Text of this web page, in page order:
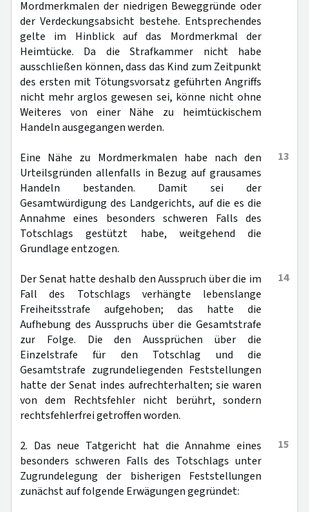
Mordmerkmalen der niedrigen Beweggründe oder
der Verdeckungsabsicht bestehe. Entsprechendes
gelte im Hinblick auf das Mordmerkmal der
Heimtücke. Da die Strafkammer nicht habe
ausschließen können, dass das Kind zum Zeitpunkt
des ersten mit Tötungsvorsatz geführten Angriffs
nicht mehr arglos gewesen sei, könne nicht ohne
Weiteres von einer Nähe zu heimtückischem
Handeln ausgegangen werden.
13
Eine Nähe zu Mordmerkmalen habe nach den
Urteilsgründen allenfalls in Bezug auf grausames
Handeln bestanden. Damit sei der
Gesamtwürdigung des Landgerichts, auf die es die
Annahme eines besonders schweren Falls des
Totschlags gestützt habe, weitgehend die
Grundlage entzogen.
14
Der Senat hatte deshalb den Ausspruch über die im
Fall des Totschlags verhängte lebenslange
Freiheitsstrafe aufgehoben; das hatte die
Aufhebung des Ausspruchs über die Gesamtstrafe
zur Folge. Die den Aussprüchen über die
Einzelstrafe für den Totschlag und die
Gesamtstrafe zugrundeliegenden Feststellungen
hatte der Senat indes aufrechterhalten; sie waren
von dem Rechtsfehler nicht berührt, sondern
rechtsfehlerfrei getroffen worden.
15
2. Das neue Tatgericht hat die Annahme eines
besonders schweren Falls des Totschlags unter
Zugrundelegung der bisherigen Feststellungen
zunächst auf folgende Erwägungen gegründet: